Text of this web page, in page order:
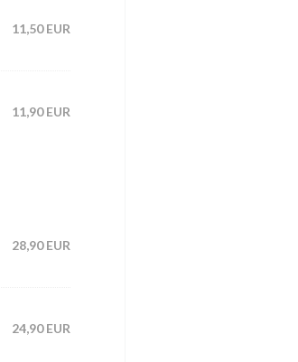
11,50 EUR
11,90 EUR
28,90 EUR
24,90 EUR